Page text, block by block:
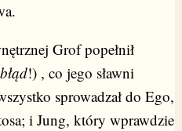
Grof popełnił
!) , co jego sławni
sprowadzał do Ego,
i Jung, który wprawdzie